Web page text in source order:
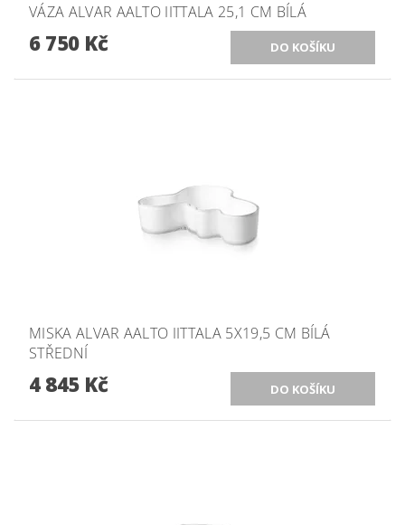
VÁZA ALVAR AALTO IITTALA 25,1 CM BÍLÁ
6 750 Kč
MISKA ALVAR AALTO IITTALA 5X19,5 CM BÍLÁ
STŘEDNÍ
4 845 Kč